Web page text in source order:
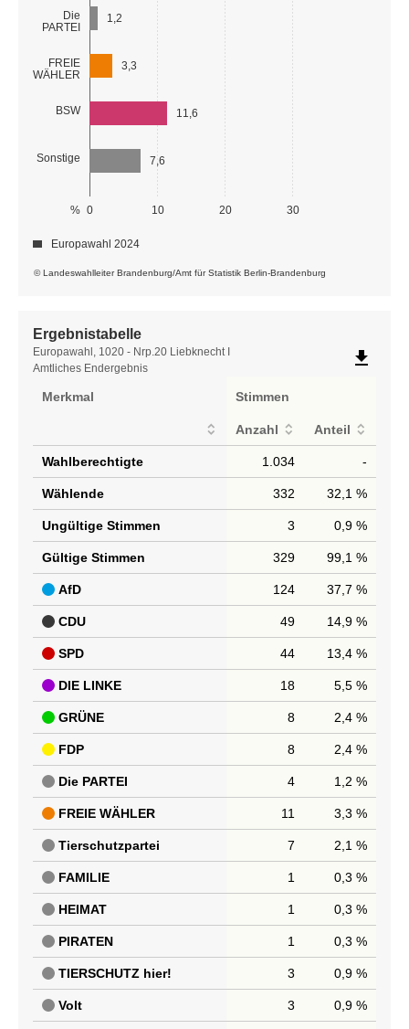
Die
PARTEI
FREIE
WÄHLER
BSW
Sonstige
0 10 20 30
%
1,2
3,3
11,6
7,6
© Landeswahlleiter Brandenburg/Amt für Statistik Berlin-Brandenburg
Europawahl 2024
Ergebnistabelle
Ergebnistabelle
Europawahl, 1020 - Nrp.20 Liebknecht I
Amtliches Endergebnis
file_download
Merkmal Stimmen
Anzahl Anteil
Wahlberechtigte 1.034 -
Wählende 332 32,1 %
Ungültige Stimmen 3 0,9 %
Gültige Stimmen 329 99,1 %
AfD 124 37,7 %
CDU 49 14,9 %
SPD 44 13,4 %
DIE LINKE 18 5,5 %
GRÜNE 8 2,4 %
FDP 8 2,4 %
Die PARTEI 4 1,2 %
FREIE WÄHLER 11 3,3 %
Tierschutzpartei 7 2,1 %
FAMILIE 1 0,3 %
HEIMAT 1 0,3 %
PIRATEN 1 0,3 %
TIERSCHUTZ hier! 3 0,9 %
Volt 3 0,9 %